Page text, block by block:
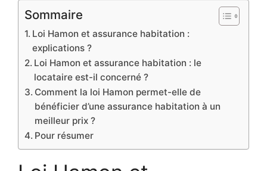
Sommaire
Loi Hamon et assurance habitation :
explications ?
Loi Hamon et assurance habitation : le
locataire est-il concerné ?
Comment la loi Hamon permet-elle de
bénéficier d’une assurance habitation à un
meilleur prix ?
Pour résumer